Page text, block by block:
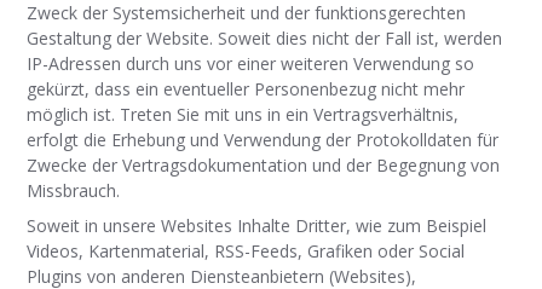
Zweck der Systemsicherheit und der funktionsgerechten
Gestaltung der Website. Soweit dies nicht der Fall ist, werden
IP-Adressen durch uns vor einer weiteren Verwendung so
gekürzt, dass ein eventueller Personenbezug nicht mehr
möglich ist. Treten Sie mit uns in ein Vertragsverhältnis,
erfolgt die Erhebung und Verwendung der Protokolldaten für
Zwecke der Vertragsdokumentation und der Begegnung von
Missbrauch.
Soweit in unsere Websites Inhalte Dritter, wie zum Beispiel
Videos, Kartenmaterial, RSS-Feeds, Grafiken oder Social
Plugins von anderen Diensteanbietern (Websites),